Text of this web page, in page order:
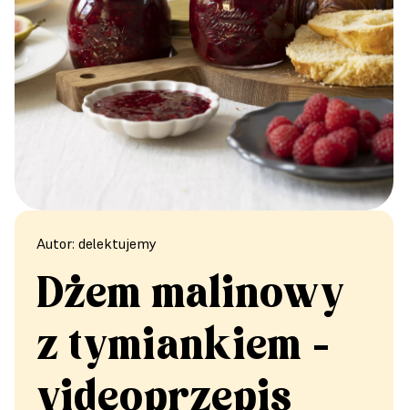
Autor: delektujemy
Dżem malinowy
z tymiankiem -
videoprzepis